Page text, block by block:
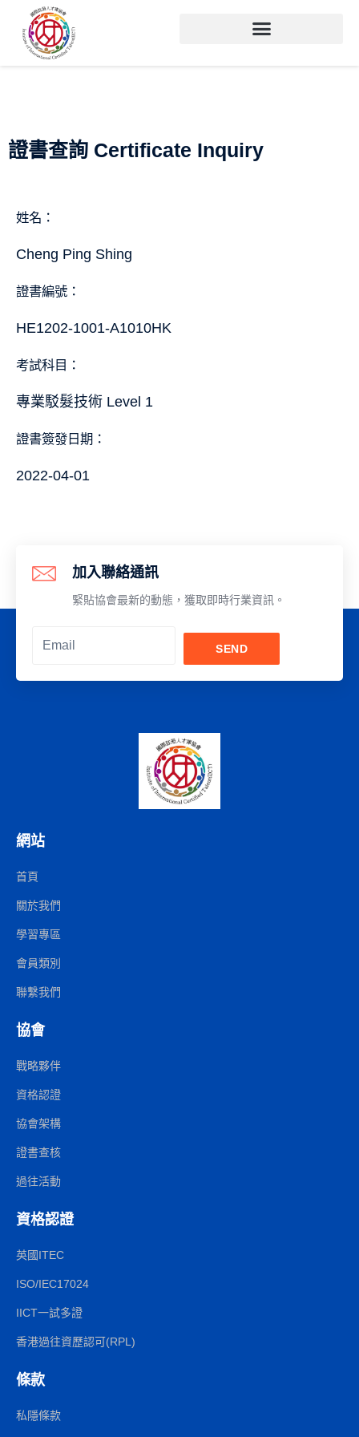
證書查詢 Certificate Inquiry
姓名：
Cheng Ping Shing
證書編號：
HE1202-1001-A1010HK
考試科目：
專業駁髮技術 Level 1
證書簽發日期：
2022-04-01
加入聯絡通訊
緊貼協會最新的動態，獲取即時行業資訊。
SEND
網站
首頁
關於我們
學習專區
會員類別
聯繫我們
協會
戰略夥伴
資格認證
協會架構
證書查核
過往活動
資格認證
英國ITEC
ISO/IEC17024
IICT一試多證
香港過往資歷認可(RPL)
條款
私隱條款